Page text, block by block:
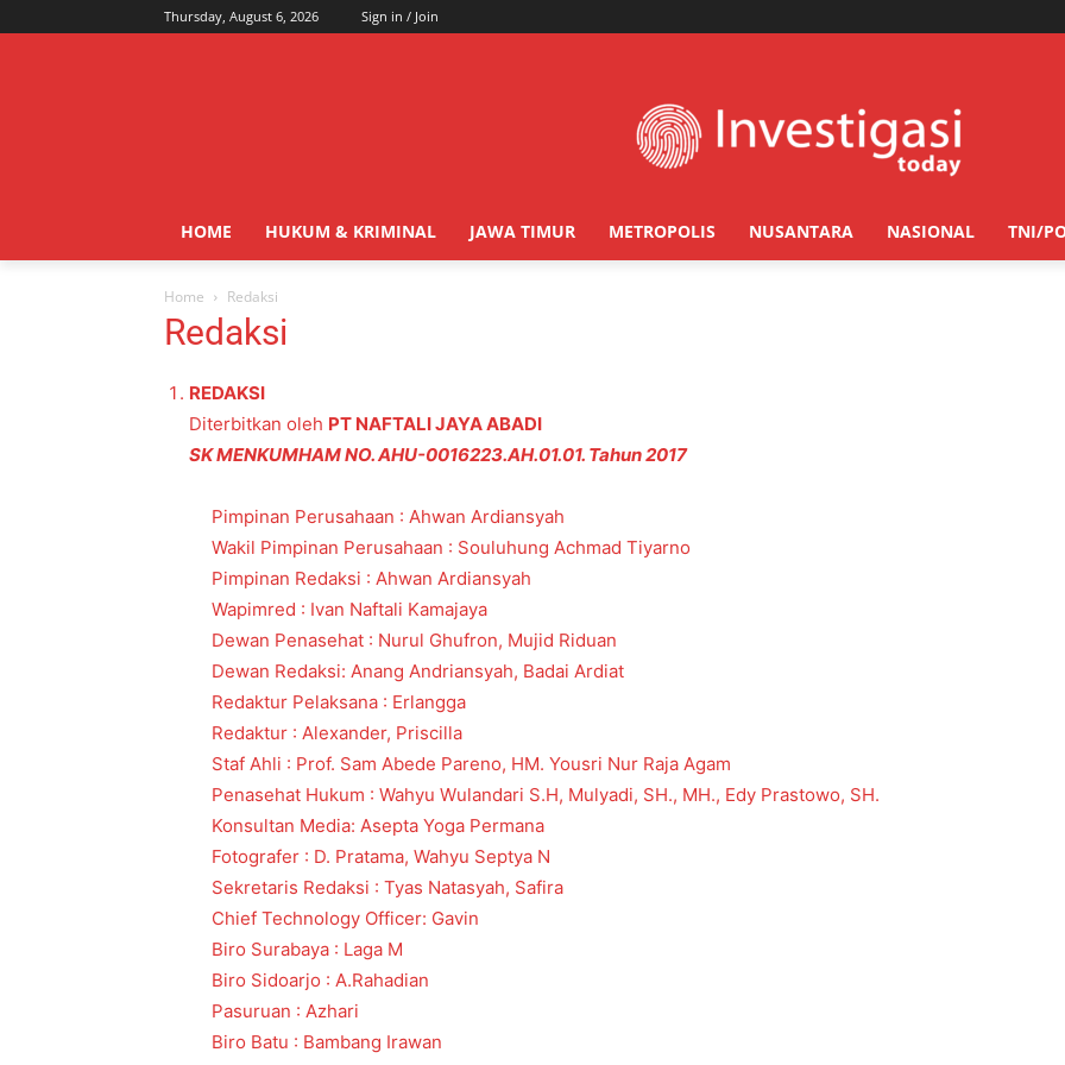
Thursday, August 6, 2026 Sign in / Join
HOME HUKUM & KRIMINAL JAWA TIMUR METROPOLIS NUSANTARA NASIONAL TNI/
Home Redaksi
Redaksi
REDAKSI
Diterbitkan oleh PT NAFTALI JAYA ABADI
SK MENKUMHAM NO. AHU-0016223.AH.01.01. Tahun 2017
Pimpinan Perusahaan : Ahwan Ardiansyah
Wakil Pimpinan Perusahaan : Souluhung Achmad Tiyarno
Pimpinan Redaksi : Ahwan Ardiansyah
Wapimred : Ivan Naftali Kamajaya
Dewan Penasehat : Nurul Ghufron, Mujid Riduan
Dewan Redaksi: Anang Andriansyah, Badai Ardiat
Redaktur Pelaksana : Erlangga
Redaktur : Alexander, Priscilla
Staf Ahli : Prof. Sam Abede Pareno, HM. Yousri Nur Raja Agam
Penasehat Hukum : Wahyu Wulandari S.H, Mulyadi, SH., MH., Edy Prastowo, SH.
Konsultan Media: Asepta Yoga Permana
Fotografer : D. Pratama, Wahyu Septya N
Sekretaris Redaksi : Tyas Natasyah, Safira
Chief Technology Officer: Gavin
Biro Surabaya : Laga M
Biro Sidoarjo : A.Rahadian
Pasuruan : Azhari
Biro Batu : Bambang Irawan